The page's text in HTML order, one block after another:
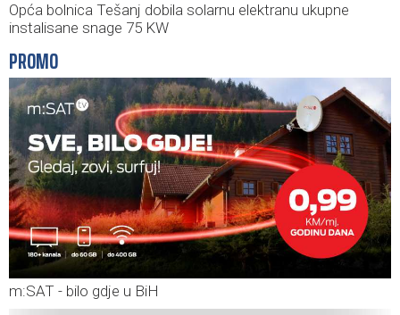
Opća bolnica Tešanj dobila solarnu elektranu ukupne
instalisane snage 75 KW
PROMO
m:SAT - bilo gdje u BiH